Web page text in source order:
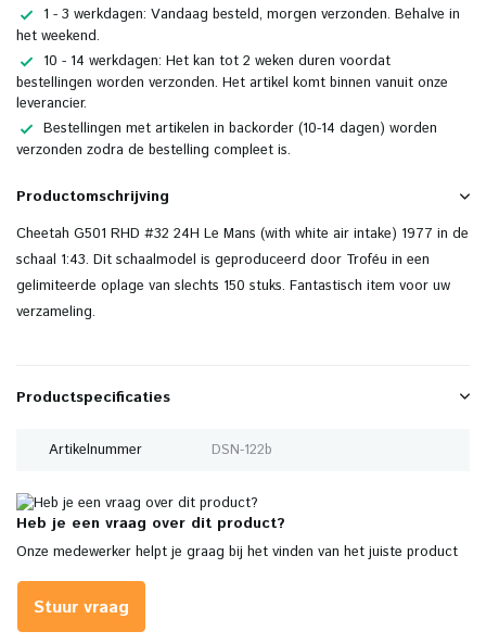
1 - 3 werkdagen: Vandaag besteld, morgen verzonden. Behalve in
het weekend.
10 - 14 werkdagen: Het kan tot 2 weken duren voordat
bestellingen worden verzonden. Het artikel komt binnen vanuit onze
leverancier.
Bestellingen met artikelen in backorder (10-14 dagen) worden
verzonden zodra de bestelling compleet is.
Productomschrijving
Cheetah G501 RHD #32 24H Le Mans (with white air intake) 1977 in de
schaal 1:43. Dit schaalmodel is geproduceerd door Troféu in een
gelimiteerde oplage van slechts 150 stuks. Fantastisch item voor uw
verzameling.
Productspecificaties
Artikelnummer DSN-122b
Heb je een vraag over dit product?
Onze medewerker helpt je graag bij het vinden van het juiste product
Stuur vraag